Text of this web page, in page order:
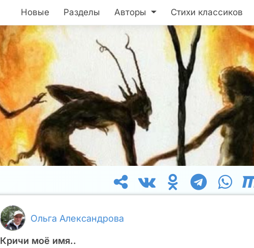
Новые Разделы Авторы Стихи классиков
Ольга Александрова
Кричи моё имя..